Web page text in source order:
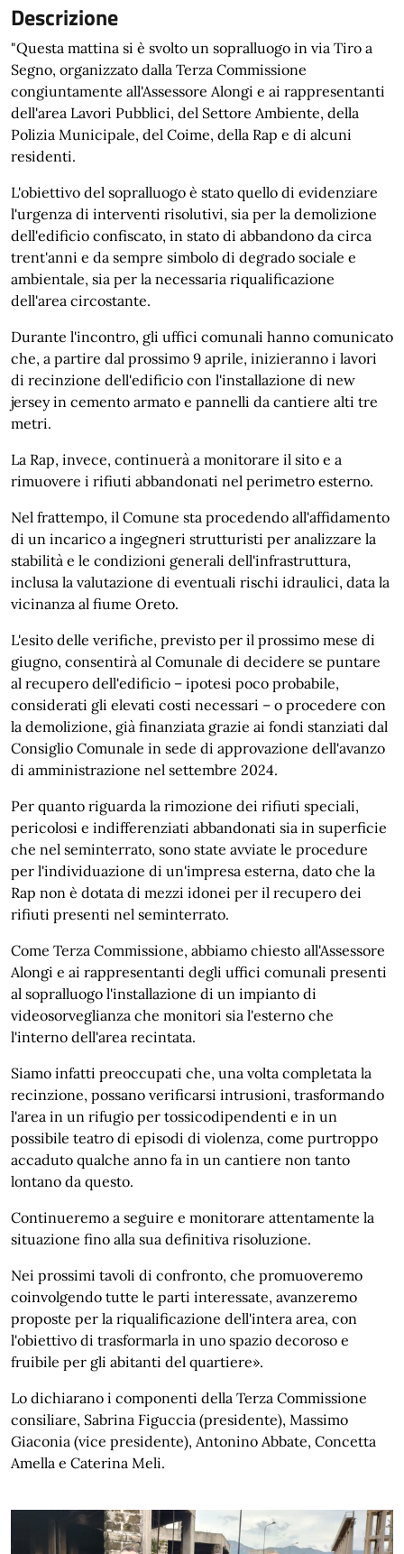
Descrizione
"Questa mattina si è svolto un sopralluogo in via Tiro a
Segno, organizzato dalla Terza Commissione
congiuntamente all'Assessore Alongi e ai rappresentanti
dell'area Lavori Pubblici, del Settore Ambiente, della
Polizia Municipale, del Coime, della Rap e di alcuni
residenti.
L'obiettivo del sopralluogo è stato quello di evidenziare
l'urgenza di interventi risolutivi, sia per la demolizione
dell'edificio confiscato, in stato di abbandono da circa
trent'anni e da sempre simbolo di degrado sociale e
ambientale, sia per la necessaria riqualificazione
dell'area circostante.
Durante l'incontro, gli uffici comunali hanno comunicato
che, a partire dal prossimo 9 aprile, inizieranno i lavori
di recinzione dell'edificio con l'installazione di new
jersey in cemento armato e pannelli da cantiere alti tre
metri.
La Rap, invece, continuerà a monitorare il sito e a
rimuovere i rifiuti abbandonati nel perimetro esterno.
Nel frattempo, il Comune sta procedendo all'affidamento
di un incarico a ingegneri strutturisti per analizzare la
stabilità e le condizioni generali dell'infrastruttura,
inclusa la valutazione di eventuali rischi idraulici, data la
vicinanza al fiume Oreto.
L'esito delle verifiche, previsto per il prossimo mese di
giugno, consentirà al Comunale di decidere se puntare
al recupero dell'edificio – ipotesi poco probabile,
considerati gli elevati costi necessari – o procedere con
la demolizione, già finanziata grazie ai fondi stanziati dal
Consiglio Comunale in sede di approvazione dell'avanzo
di amministrazione nel settembre 2024.
Per quanto riguarda la rimozione dei rifiuti speciali,
pericolosi e indifferenziati abbandonati sia in superficie
che nel seminterrato, sono state avviate le procedure
per l'individuazione di un'impresa esterna, dato che la
Rap non è dotata di mezzi idonei per il recupero dei
rifiuti presenti nel seminterrato.
Come Terza Commissione, abbiamo chiesto all'Assessore
Alongi e ai rappresentanti degli uffici comunali presenti
al sopralluogo l'installazione di un impianto di
videosorveglianza che monitori sia l'esterno che
l'interno dell'area recintata.
Siamo infatti preoccupati che, una volta completata la
recinzione, possano verificarsi intrusioni, trasformando
l'area in un rifugio per tossicodipendenti e in un
possibile teatro di episodi di violenza, come purtroppo
accaduto qualche anno fa in un cantiere non tanto
lontano da questo.
Continueremo a seguire e monitorare attentamente la
situazione fino alla sua definitiva risoluzione.
Nei prossimi tavoli di confronto, che promuoveremo
coinvolgendo tutte le parti interessate, avanzeremo
proposte per la riqualificazione dell'intera area, con
l'obiettivo di trasformarla in uno spazio decoroso e
fruibile per gli abitanti del quartiere».
Lo dichiarano i componenti della Terza Commissione
consiliare, Sabrina Figuccia (presidente), Massimo
Giaconia (vice presidente), Antonino Abbate, Concetta
Amella e Caterina Meli.